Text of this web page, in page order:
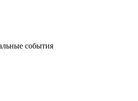
события